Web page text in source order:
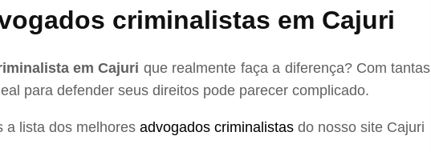
criminalistas em Cajuri
em Cajuri que realmente faça a diferença? Com tantas
para defender seus direitos pode parecer complicado.
a lista dos melhores advogados criminalistas do nosso site Cajuri